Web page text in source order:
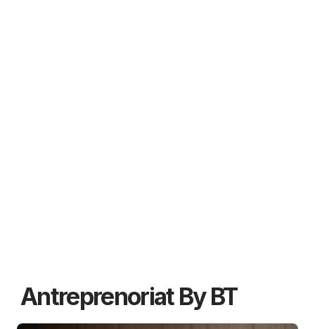
Antreprenoriat By BT